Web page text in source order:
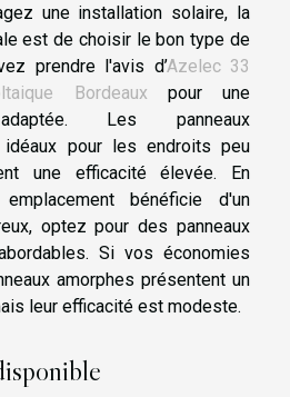
une installation solaire, la
est de choisir le bon type de
prendre l'avis d’Azelec 33
Bordeaux pour une
adaptée. Les panneaux
pour les endroits peu
une efficacité élevée. En
bénéficie d'un
optez pour des panneaux
Si vos économies
amorphes présentent un
leur efficacité est modeste.